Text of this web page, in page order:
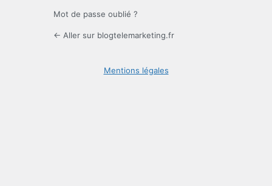
Mot de passe oublié ?
← Aller sur blogtelemarketing.fr
Mentions légales